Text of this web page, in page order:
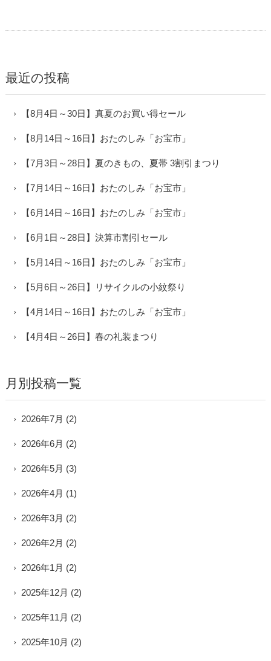
最近の投稿
【8月4日～30日】真夏のお買い得セール
【8月14日～16日】おたのしみ「お宝市」
【7月3日～28日】夏のきもの、夏帯 3割引まつり
【7月14日～16日】おたのしみ「お宝市」
【6月14日～16日】おたのしみ「お宝市」
【6月1日～28日】決算市割引セール
【5月14日～16日】おたのしみ「お宝市」
【5月6日～26日】リサイクルの小紋祭り
【4月14日～16日】おたのしみ「お宝市」
【4月4日～26日】春の礼装まつり
月別投稿一覧
2026年7月 (2)
2026年6月 (2)
2026年5月 (3)
2026年4月 (1)
2026年3月 (2)
2026年2月 (2)
2026年1月 (2)
2025年12月 (2)
2025年11月 (2)
2025年10月 (2)